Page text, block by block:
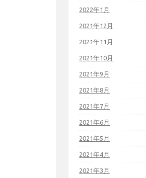
2022年1月
2021年12月
2021年11月
2021年10月
2021年9月
2021年8月
2021年7月
2021年6月
2021年5月
2021年4月
2021年3月